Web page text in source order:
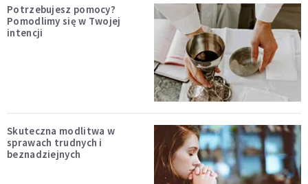
Potrzebujesz pomocy?
Pomodlimy się w Twojej
intencji
Skuteczna modlitwa w
sprawach trudnych i
beznadziejnych